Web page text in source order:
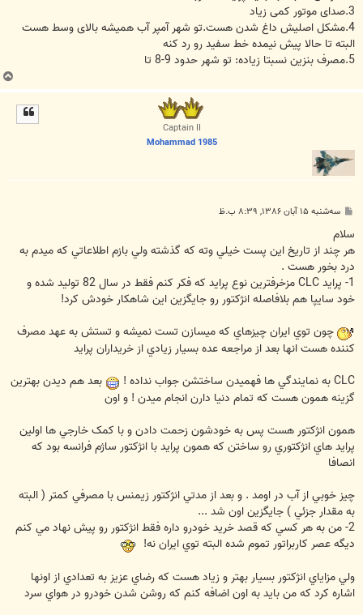
3.صدای موتور کمی زیاد
4.مشکل اصلیش داغ شدن هست.تو شهر آمپر آب همیشه بالای وسط هست
البته تا حالا پیش نیمده خط سفید رو رد کنه
5.مصرف بنزین نسبتا زیاده: تو شهر حدود 9-8 تا
Captain II
Mohammad 1985
ت
سه‌شنبه ۱۵ آبان ۱۳۸۶, ۸:۳۹ ب.ظ
سلام
هر چند از تاريخ اين پست خيلي وته که گذشته ولي بازم اطلاعاتي که ميدم به
درد بخور هست .
1- پرايد CLC مزخرفترين نوع پرايد که فکر کنم فقط در سال 82 توليد شده و
خود سايپا هم بلافاصله انژکتور رو جايگزين اين شاهکار خودش کرد!
چون توي ايران چيزهاي که ميسازن تست نميشه و تستش به عهد مصرف
کننده هست انها بعد از مراجعه عده بسيار زيادي از خريداران پرايد
CLC به نمايندگي ها فهميدن ساختشن جواب نداده !
بعد هم ديدن بهترين
گزينه همون هست که تمام دنيا دارن انجام ميدن ! و اون
همون انژکتور هست پس به خودشون زحمت دادن و با کمک خارجي ها اولين
پرايد هاي انژکتوري رو ساختن که همون پرايد با انژکتور ساژم فرانسه بود که
انصافا
چيز خوبي از آب در اومد . و بعد از مدتي انژکتور زيمنس با مصرفي کمتر ( البته
به مقدار جزئي ) جايگزين اون شد ...
2- من به هر کسي که قصد خريد خودرو داره فقط انژکتور رو پيش نهاد مي کنم
ديگه عصر کاربراتور تموم شده البته توي ايران نه!
ولي مزاياي انژکتور بسيار بهتر و زياد هست که رضاي عزيز به تعدادي از اونها
اشاره کرد که من بايد به اون اضافه کنم که روشن شدن خودرو در هواي سرد